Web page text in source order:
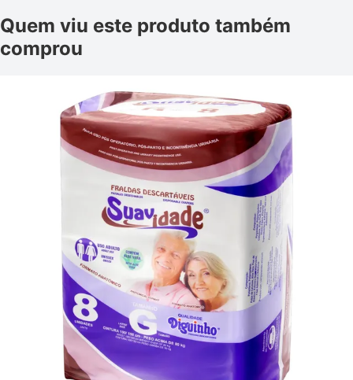
Quem viu este produto também
comprou